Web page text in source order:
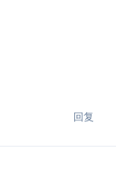
回复